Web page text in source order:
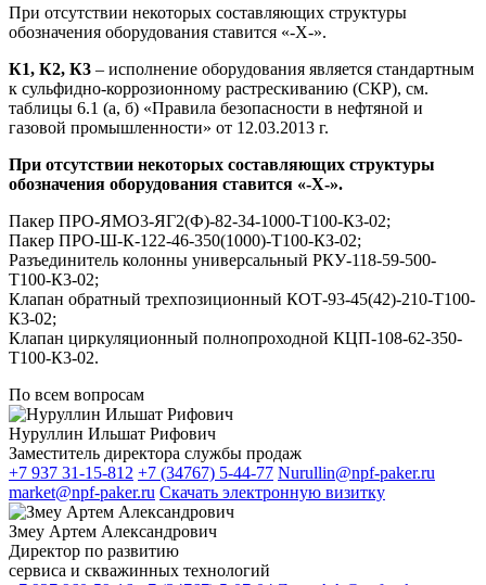
При отсутствии некоторых составляющих структуры
обозначения оборудования ставится «-Х-».
К1, К2, К3 – исполнение оборудования является стандартным
к сульфидно-коррозионному растрескиванию (СКР), см.
таблицы 6.1 (а, б) «Правила безопасности в нефтяной и
газовой промышленности» от 12.03.2013 г.
При отсутствии некоторых составляющих структуры
обозначения оборудования ставится «-Х-».
Пакер ПРО-ЯМО3-ЯГ2(Ф)-82-34-1000-Т100-К3-02;
Пакер ПРО-Ш-К-122-46-350(1000)-Т100-КЗ-02;
Разъединитель колонны универсальный РКУ-118-59-500-
Т100-К3-02;
Клапан обратный трехпозиционный КОТ-93-45(42)-210-Т100-
К3-02;
Клапан циркуляционный полнопроходной КЦП-108-62-350-
Т100-К3-02.
По всем вопросам
Нуруллин Ильшат Рифович
Заместитель директора службы продаж
+7 937 31-15-812 +7 (34767) 5-44-77 Nurullin@npf-paker.ru
market@npf-paker.ru Скачать электронную визитку
Змеу Артем Александрович
Директор по развитию
сервиса и скважинных технологий